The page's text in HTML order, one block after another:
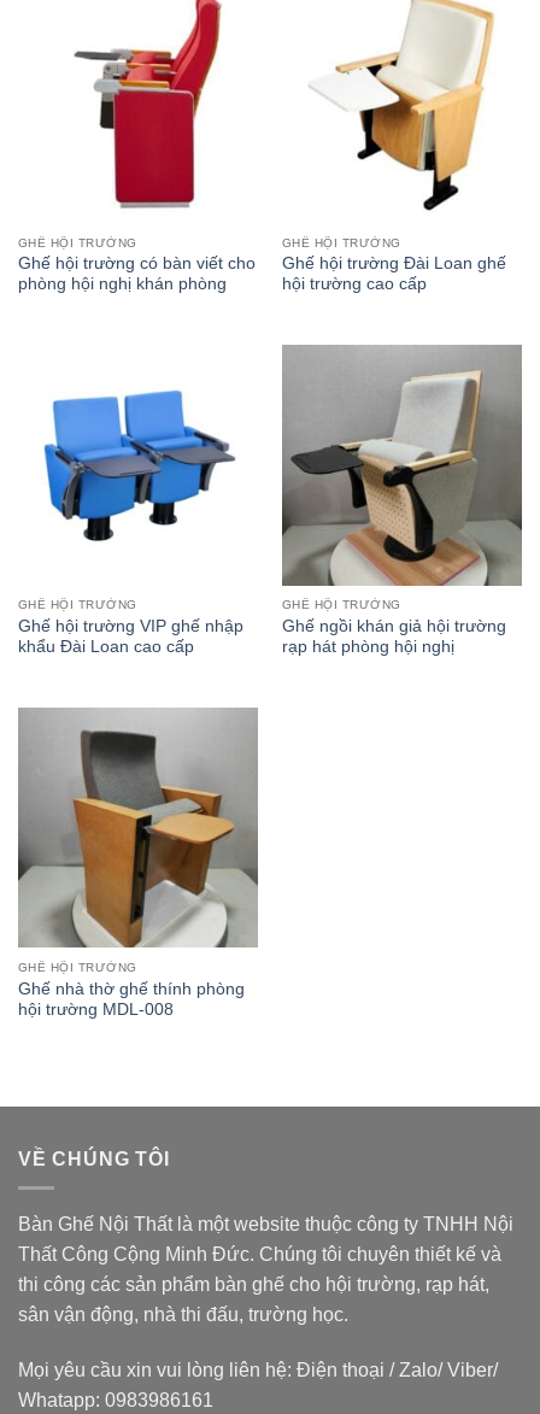
GHẾ HỘI TRƯỜNG
Ghế hội trường có bàn viết cho
phòng hội nghị khán phòng
GHẾ HỘI TRƯỜNG
Ghế hội trường Đài Loan ghế
hội trường cao cấp
GHẾ HỘI TRƯỜNG
Ghế hội trường VIP ghế nhập
khẩu Đài Loan cao cấp
GHẾ HỘI TRƯỜNG
Ghế ngồi khán giả hội trường
rạp hát phòng hội nghị
GHẾ HỘI TRƯỜNG
Ghế nhà thờ ghế thính phòng
hội trường MDL-008
VỀ CHÚNG TÔI
Bàn Ghế Nội Thất là một website thuộc công ty TNHH Nội
Thất Công Cộng Minh Đức. Chúng tôi chuyên thiết kế và
thi công các sản phẩm bàn ghế cho hội trường, rạp hát,
sân vận động, nhà thi đấu, trường học.
Mọi yêu cầu xin vui lòng liên hệ: Điện thoại / Zalo/ Viber/
Whatapp: 0983986161